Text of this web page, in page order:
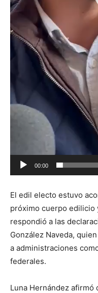
00:00
El edil electo estuvo
próximo cuerpo edilicio
respondió a las
González Naveda,
a administraciones
federales.
Luna Hernández afirmó